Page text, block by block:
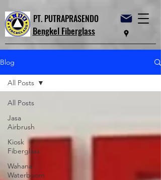
PT. PUTRAPRASENDO
Bengkel Fiberglass
Blog
All Posts
Jasa
Airbrush
Kiosk
Fiberglass
Wahana
Waterboom
All Posts